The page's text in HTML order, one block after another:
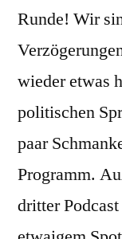
Runde! Wir
wieder etwas
politischen
paar
Programm.
dritter